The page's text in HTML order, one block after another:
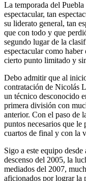
La temporada del
espectacular, tan
su liderato general, tan
que con todo y que
segundo lugar de la
espectacular como
cierto punto limitado y
Debo admitir que al
contratación de Nicolás
un técnico desconocido
primera división con
anterior. Con el paso de
puntos necesarios que
cuartos de final y con la
Sigo a este equipo
descenso del 2005, la
mediados del 2007,
aficionados por lograr la